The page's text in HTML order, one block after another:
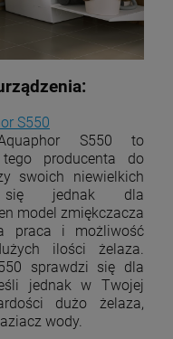
S550
S550 to
producenta do
swoich niewielkich
się jednak dla
model zmiękczacza
praca i możliwość
ilości żelaza.
sprawdzi się dla
jednak w Twojej
dużo żelaza,
wody.